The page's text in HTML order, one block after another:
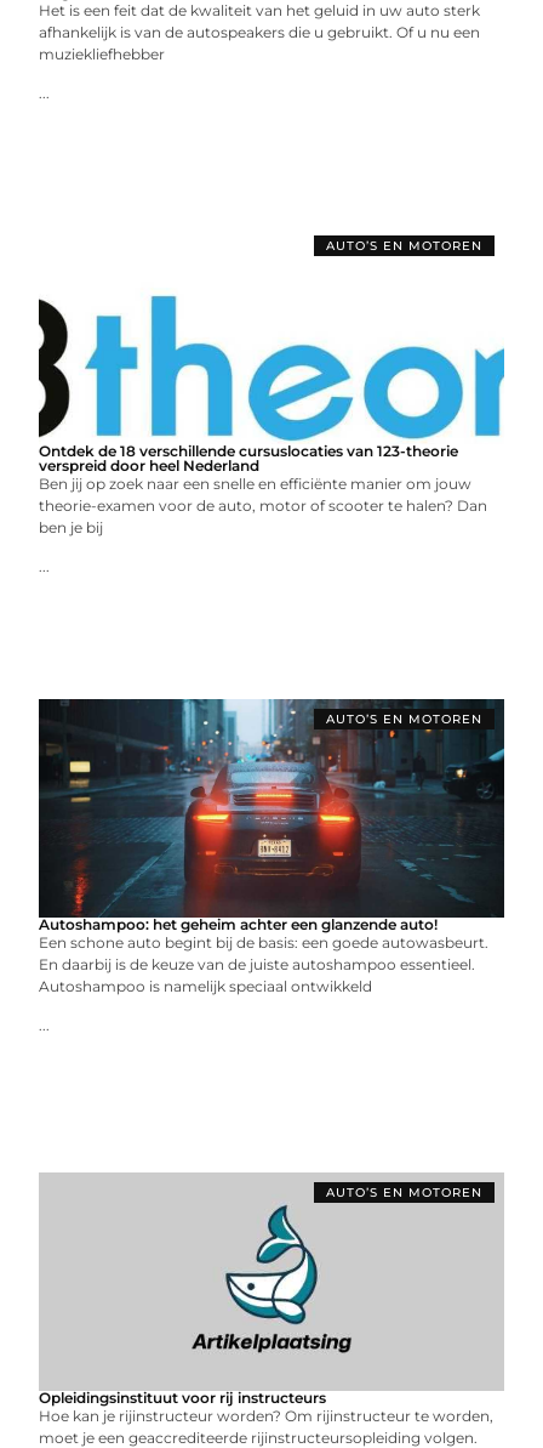
Het is een feit dat de kwaliteit van het geluid in uw auto sterk
afhankelijk is van de autospeakers die u gebruikt. Of u nu een
muziekliefhebber
...
AUTO’S EN MOTOREN
Ontdek de 18 verschillende cursuslocaties van 123-theorie
verspreid door heel Nederland
Ben jij op zoek naar een snelle en efficiënte manier om jouw
theorie-examen voor de auto, motor of scooter te halen? Dan
ben je bij
...
AUTO’S EN MOTOREN
Autoshampoo: het geheim achter een glanzende auto!
Een schone auto begint bij de basis: een goede autowasbeurt.
En daarbij is de keuze van de juiste autoshampoo essentieel.
Autoshampoo is namelijk speciaal ontwikkeld
...
AUTO’S EN MOTOREN
Opleidingsinstituut voor rij instructeurs
Hoe kan je rijinstructeur worden? Om rijinstructeur te worden,
moet je een geaccrediteerde rijinstructeursopleiding volgen.